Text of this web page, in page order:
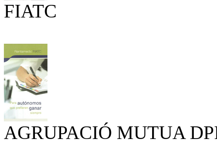
FIATC
AGRUPACIÓ MUTUA